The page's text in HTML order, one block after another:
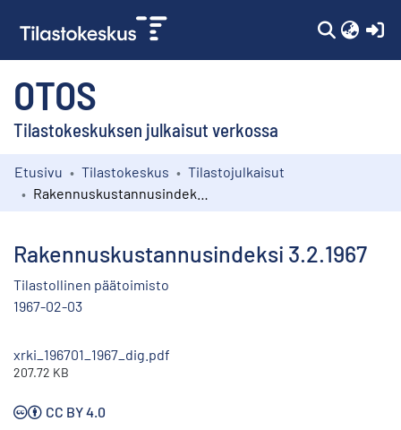
OTOS
Tilastokeskuksen julkaisut verkossa
Kokoelmat
Etusivu Tilastokeskus
Tilastojulkaisut
Rakennuskustannusindeksi 3.2.1967
Tilastollinen päätoimisto
1967-02-03
xrki_196701_1967_dig.pdf
207.72 KB
CC BY 4.0